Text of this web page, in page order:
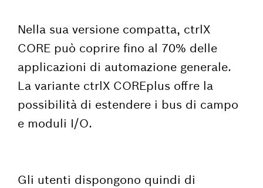
Nella sua versione compatta, ctrlX
CORE può coprire fino al 70% delle
applicazioni di automazione generale.
La variante ctrlX COREplus offre la
possibilità di estendere i bus di campo
e moduli I/O.
Gli utenti dispongono quindi di